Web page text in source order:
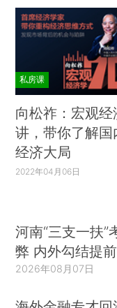
私房课
向松祚：宏观经
讲，带你了解国
经济大局
2022年04月06日
河南“三支一扶”
弊 内外勾结提
2026年08月07日